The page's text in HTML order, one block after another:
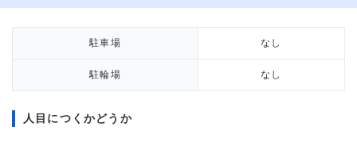
駐車場 なし
駐輪場 なし
人目につくかどうか